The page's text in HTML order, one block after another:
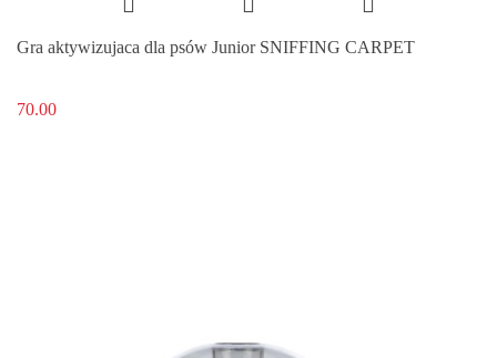
Gra aktywizujaca dla psów Junior SNIFFING CARPET
70.00